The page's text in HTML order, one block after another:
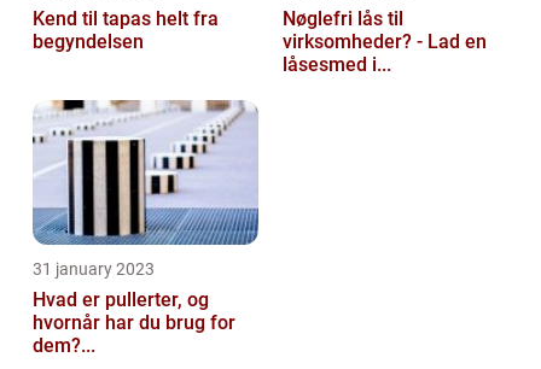
Kend til tapas helt fra
begyndelsen
Nøglefri lås til
virksomheder? - Lad en
låsesmed i...
31 january 2023
Hvad er pullerter, og
hvornår har du brug for
dem?...